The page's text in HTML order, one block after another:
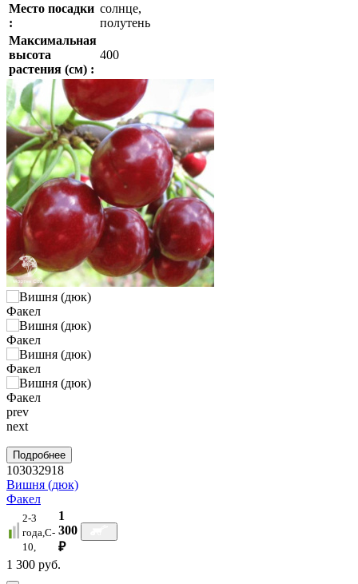
Место посадки
:
солнце,
полутень
Максимальная
высота
растения (см) :
400
prev
next
Подробнее
103032918
Вишня (дюк)
Факел
2-3
года,C-
10,
1
300
₽
1 300 руб.